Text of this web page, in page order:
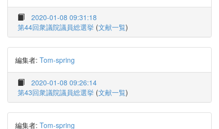
2020-01-08 09:31:18
第44回衆議院議員総選挙 (文献一覧)
編集者: Tom-spring
2020-01-08 09:26:14
第43回衆議院議員総選挙 (文献一覧)
編集者: Tom-spring